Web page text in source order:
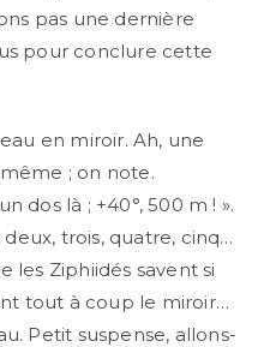
pas une dernière
pour conclure cette
en miroir. Ah, une
; on note.
dos là ; +40°, 500 m ! ».
deux, trois, quatre, cinq…
les Ziphiidés savent si
tout à coup le miroir…
Petit suspense, allons-